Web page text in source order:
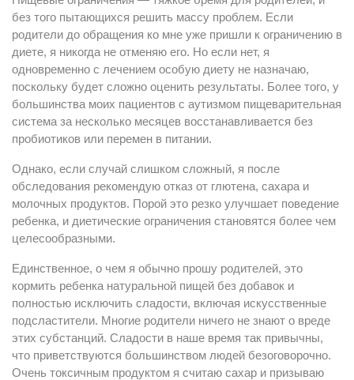
без того пытающихся решить массу проблем. Если
родители до обращения ко мне уже пришли к ограничению в
диете, я никогда не отменяю его. Но если нет, я
одновременно с лечением особую диету не назначаю,
поскольку будет сложно оценить результаты. Более того, у
большинства моих пациентов с аутизмом пищеварительная
система за несколько месяцев восстанавливается без
пробиотиков или перемен в питании.
Однако, если случай слишком сложный, я после
обследования рекомендую отказ от глютена, сахара и
молочных продуктов. Порой это резко улучшает поведение
ребенка, и диетические ограничения становятся более чем
целесообразными.
Единственное, о чем я обычно прошу родителей, это
кормить ребенка натуральной пищей без добавок и
полностью исключить сладости, включая искусственные
подсластители. Многие родители ничего не знают о вреде
этих субстанций. Сладости в наше время так привычны,
что приветствуются большинством людей безоговорочно.
Очень токсичным продуктом я считаю сахар и призываю